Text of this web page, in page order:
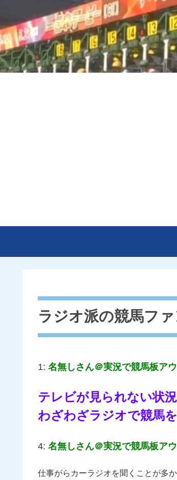
ラジオ派の競馬フ
1: 名無しさん＠実況で競馬板ア
テレビが見られない状
わざわざラジオで競馬
4: 名無しさん＠実況で競馬板ア
仕事がらカーラジオを聞くことが多